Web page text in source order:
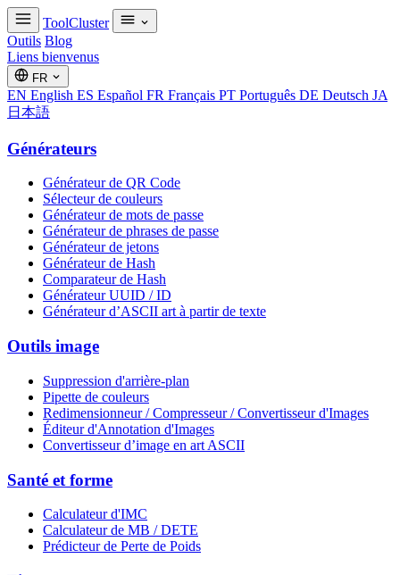
ToolCluster
Outils Blog
Liens bienvenus
FR
EN English ES Español FR Français PT Português DE Deutsch JA
日本語
Générateurs
Générateur de QR Code
Sélecteur de couleurs
Générateur de mots de passe
Générateur de phrases de passe
Générateur de jetons
Générateur de Hash
Comparateur de Hash
Générateur UUID / ID
Générateur d’ASCII art à partir de texte
Outils image
Suppression d'arrière-plan
Pipette de couleurs
Redimensionneur / Compresseur / Convertisseur d'Images
Éditeur d'Annotation d'Images
Convertisseur d’image en art ASCII
Santé et forme
Calculateur d'IMC
Calculateur de MB / DETE
Prédicteur de Perte de Poids